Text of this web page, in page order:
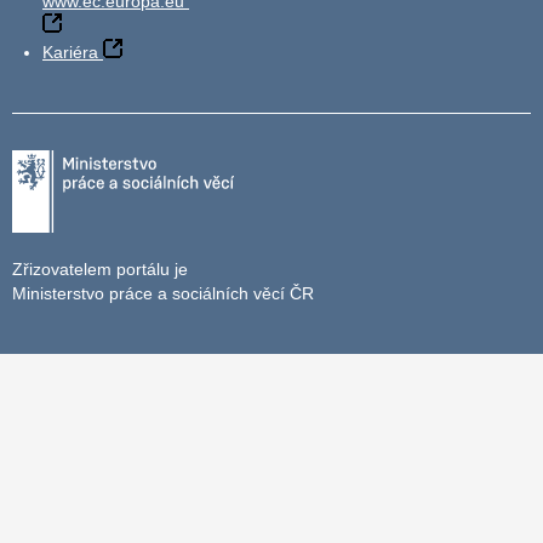
Kariéra
Zřizovatelem portálu je
Ministerstvo práce a sociálních věcí ČR